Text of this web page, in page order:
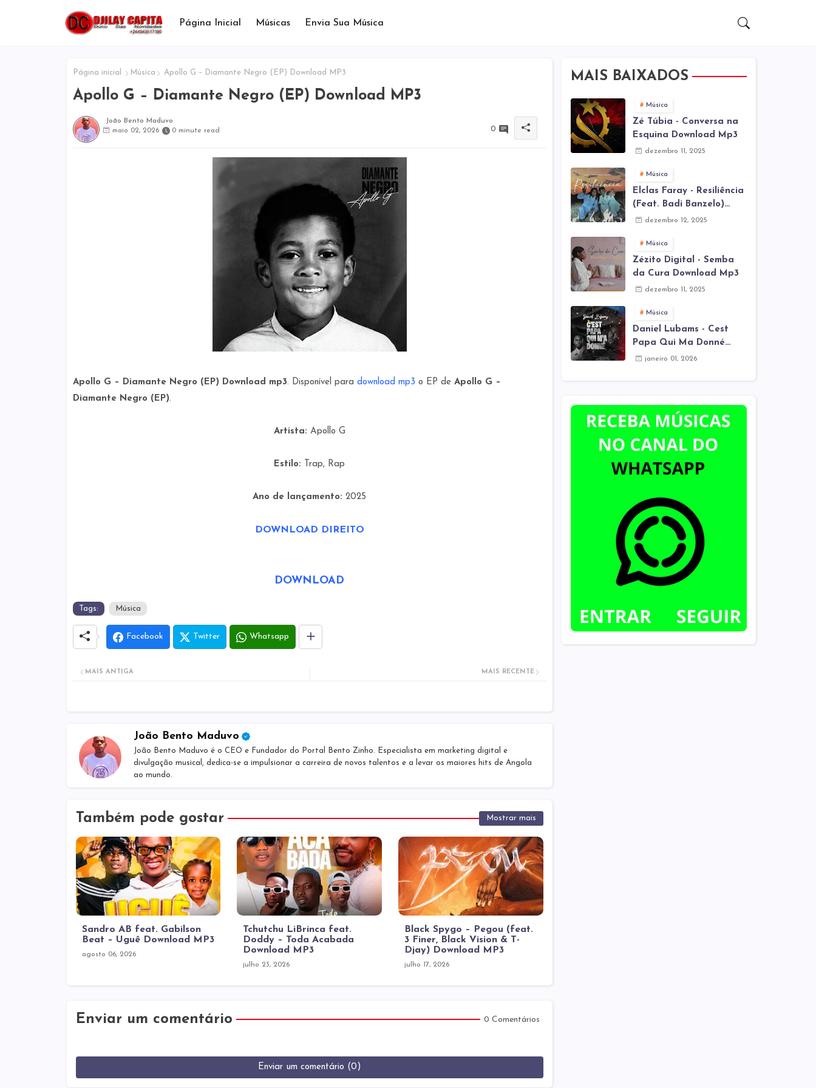
Página Inicial Músicas Envia Sua Música
Página inicial Música Apollo G – Diamante Negro (EP) Download MP3
Apollo G – Diamante Negro (EP) Download MP3
João Bento Maduvo
maio 02, 2026
0 minute read 0
Apollo G – Diamante Negro (EP) Download mp3. Disponível para download mp3 o EP de Apollo G –
Diamante Negro (EP).
Artista: Apollo G
Estilo: Trap, Rap
Ano de lançamento: 2025
DOWNLOAD DIREITO
DOWNLOAD
Tags: Música
Facebook Twitter Whatsapp
MAIS RECENTE
MAIS ANTIGA
João Bento Maduvo
João Bento Maduvo é o CEO e Fundador do Portal Bento Zinho. Especialista em marketing digital e
divulgação musical, dedica-se a impulsionar a carreira de novos talentos e a levar os maiores hits de Angola
ao mundo.
Também pode gostar Mostrar mais
Sandro AB feat. Gabilson
Beat – Uguê Download MP3
agosto 06, 2026
Tchutchu LiBrinca feat.
Doddy – Toda Acabada
Download MP3
julho 23, 2026
Black Spygo – Pegou (feat.
3 Finer, Black Vision & T-
Djay) Download MP3
julho 17, 2026
Enviar um comentário 0 Comentários
Enviar um comentário (0)
MAIS BAIXADOS
Música
Zé Túbia - Conversa na
Esquina Download Mp3
dezembro 11, 2025
Música
Elclas Faray - Resiliência
(Feat. Badi Banzelo)
Download Mp3
dezembro 12, 2025
Música
Zézito Digital - Semba
da Cura Download Mp3
dezembro 11, 2025
Música
Daniel Lubams - Cest
Papa Qui Ma Donné
(Mes Remix) Download
janeiro 01, 2026